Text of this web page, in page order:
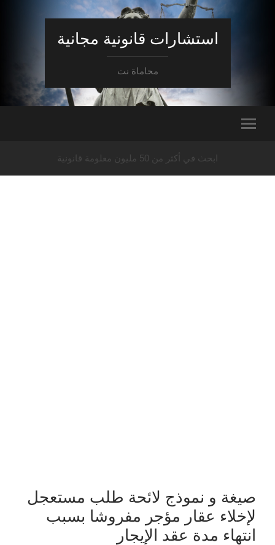
استشارات قانونية مجانية
محاماة نت
ابحث في أكثر من 50 مليون معلومة قانونية
صيغة و نموذج لائحة طلب مستعجل
لإخلاء عقار مؤجر مفروشا بسبب
انتهاء مدة عقد الإيجار